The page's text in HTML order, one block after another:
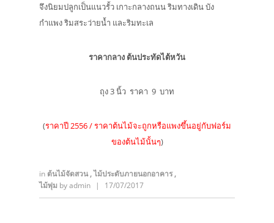
จึงนิยมปลูกเป็นแนวรั้ว เกาะกลางถนน ริมทางเดิน บัง
กำแพง ริมสระว่ายน้ำ และริมทะเล
ราคากลาง ต้นประทัดไต้หวัน
ถุง 3 นิ้ว ราคา 9 บาท
(ราคาปี 2556 / ราคาต้นไม้จะถูกหรือแพงขึ้นอยู่กับฟอร์ม
ของต้นไม้นั้นๆ)
in ต้นไม้จัดสวน,ไม้ประดับภายนอกอาคาร,
ไม้พุ่ม byadmin | 17/07/2017